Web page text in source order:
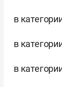
в
в
в